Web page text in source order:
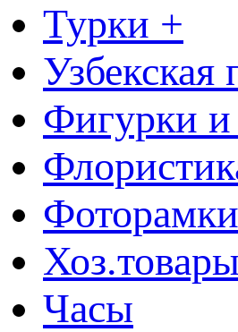
Турки +
Узбекская
Фигурки
Фоторамки
Хоз.товары
Часы